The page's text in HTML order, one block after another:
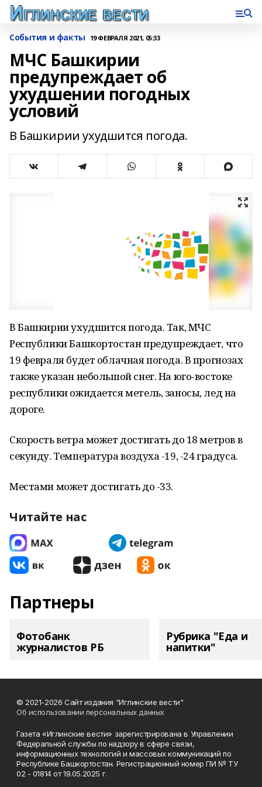
События и факты 19 ФЕВРАЛЯ 2021, 05:33
МЧС Башкирии
предупреждает об
ухудшении погодных
условий
В Башкирии ухудшится погода.
В Башкирии ухудшится погода. Так, МЧС
Республики Башкортостан предупреждает, что
19 февраля будет облачная погода. В прогнозах
также указан небольшой снег. На юго-востоке
республики ожидается метель, заносы, лед на
дороге.
Скорость ветра может достигать до 18 метров в
секунду. Температура воздуха -19, -24 градуса.
Местами может достигать до -33.
Читайте нас
Партнеры
Фотобанк
журналистов РБ
Рубрика "Еда и
напитки"
© 2021-2026 Сайт издания "Иглинские вести"
Об использовании персональных данных
Газета «Иглинские вести» зарегистрирована в Управлении
Федеральной службы по надзору в сфере связи,
информационных технологий и массовых коммуникаций по
Республике Башкортостан. Регистрационный номер ПИ № ТУ
02 - 01814 от 19.05.2025 г.